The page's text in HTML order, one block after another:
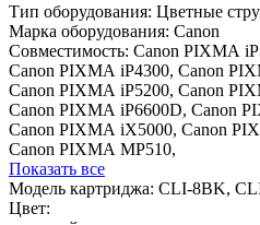
Тип оборудования: Цветные
Марка оборудования: Canon
Совместимость: Canon PIXMA
Canon PIXMA iP4300, Canon
Canon PIXMA iP5200, Canon
Canon PIXMA iP6600D, Canon
Canon PIXMA iX5000, Canon
Canon PIXMA MP510,
Показать все
Модель картриджа: CLI-8BK,
Цвет: